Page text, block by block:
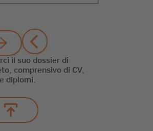
il suo dossier di
comprensivo di CV,
diplomi.